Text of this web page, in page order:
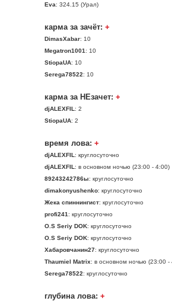
Eva: 324.15 (Урал)
карма за зачёт: +
DimasXabar: 10
Megatron1001 : 10
StiopaUA: 10
Serega78522: 10
карма за НЕзачет: +
djALEXFIL : 2
StiopaUA: 2
время лова: +
djALEXFIL : круглосуточно
djALEXFIL : в основном ночью (23:00 - 4:00)
89243242786ы: круглосуточно
dimakonyushenko: круглосуточно
Жека спиннингист: круглосуточно
profi241 : круглосуточно
O.S Seriy DOK: круглосуточно
O.S Seriy DOK: круглосуточно
Хабаровчанин27: круглосуточно
Thaumiel Matrix: в основном ночью (23:00 -
Serega78522: круглосуточно
глубина лова: +